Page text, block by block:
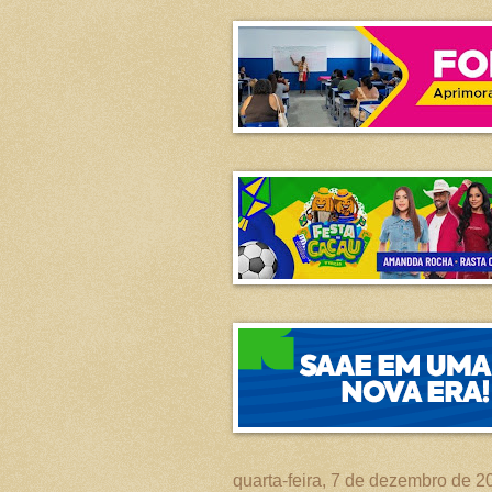
quarta-feira, 7 de dezembro de